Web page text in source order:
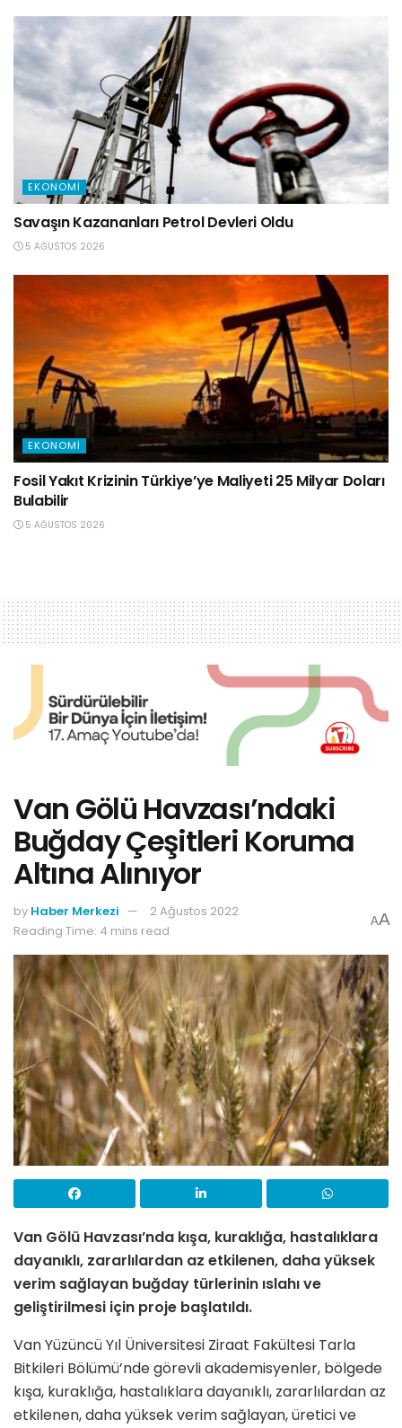
EKONOMI
Savaşın Kazananları Petrol Devleri Oldu
5 AĞUSTOS 2026
EKONOMI
Fosil Yakıt Krizinin Türkiye’ye Maliyeti 25 Milyar Doları
Bulabilir
5 AĞUSTOS 2026
Van Gölü Havzası’ndaki
Buğday Çeşitleri Koruma
Altına Alınıyor
by Haber Merkezi
2 Ağustos 2022
Reading Time: 4 mins read
AA
Van Gölü Havzası’nda kışa, kuraklığa, hastalıklara
dayanıklı, zararlılardan az etkilenen, daha yüksek
verim sağlayan buğday türlerinin ıslahı ve
geliştirilmesi için proje başlatıldı.
Van Yüzüncü Yıl Üniversitesi Ziraat Fakültesi Tarla
Bitkileri Bölümü’nde görevli akademisyenler, bölgede
kışa, kuraklığa, hastalıklara dayanıklı, zararlılardan az
etkilenen, daha yüksek verim sağlayan, üretici ve